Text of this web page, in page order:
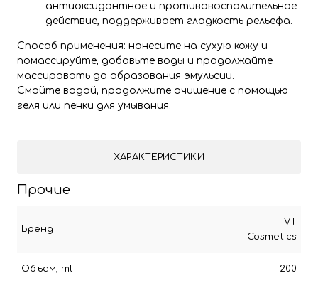
антиоксидантное и противовоспалительное
действие, поддерживает гладкость рельефа.
Способ применения: нанесите на сухую кожу и
помассируйте, добавьте воды и продолжайте
массировать до образования эмульсии.
Смойте водой, продолжите очищение с помощью
геля или пенки для умывания.
ХАРАКТЕРИСТИКИ
Прочие
Бренд
VT
Cosmetics
Объём, ml 200